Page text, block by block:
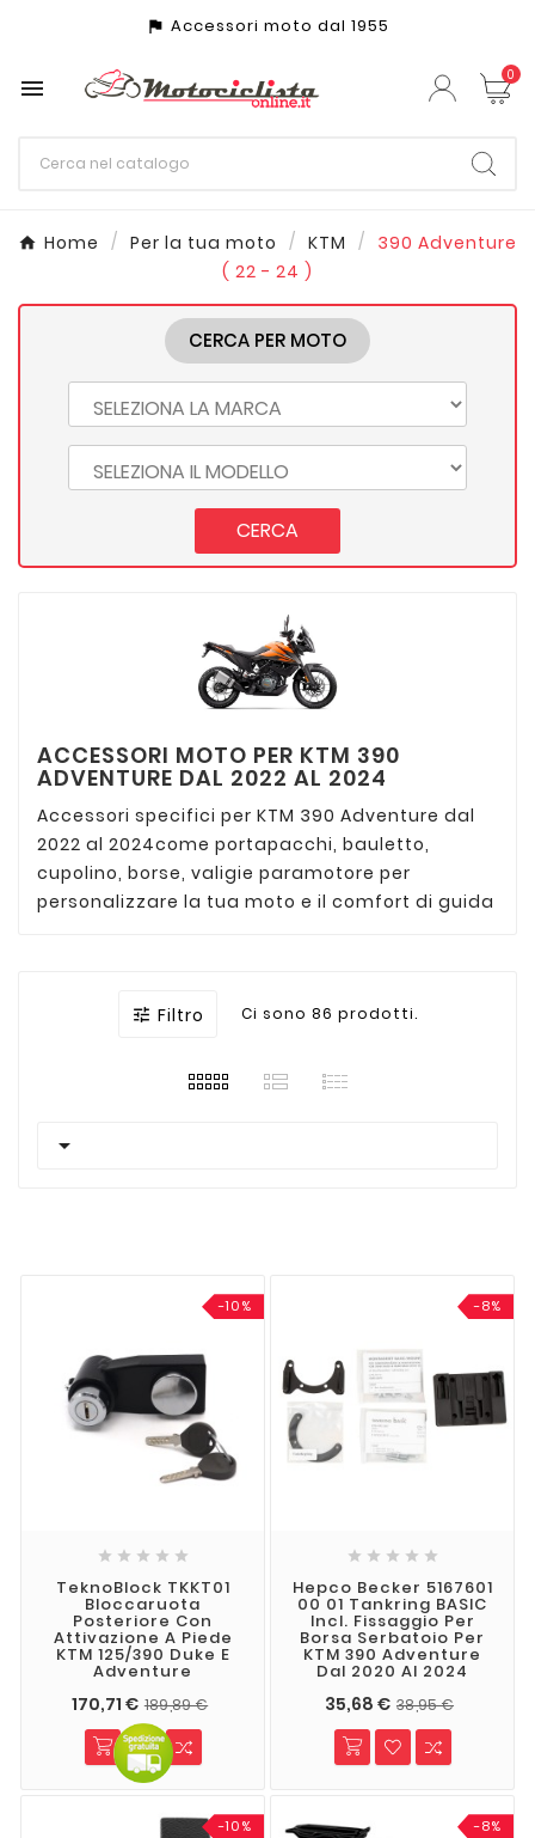
assistant_photo Accessori moto dal 1955
 0
Home Per la tua moto KTM
390 Adventure
( 22 - 24 )
CERCA PER MOTO
CERCA
ACCESSORI MOTO PER KTM 390
ADVENTURE DAL 2022 AL 2024
Accessori specifici per KTM 390 Adventure dal
2022 al 2024come portapacchi, bauletto,
cupolino, borse, valigie paramotore per
personalizzare la tua moto e il comfort di guida
 Filtro Ci sono 86 prodotti.

-10%
    
TeknoBlock TKKT01
Bloccaruota
Posteriore Con
Attivazione A Piede
KTM 125/390 Duke E
Adventure
170,71 € 189,89 €
-8%
    
Hepco Becker 5167601
00 01 Tankring BASIC
Incl. Fissaggio Per
Borsa Serbatoio Per
KTM 390 Adventure
Dal 2020 Al 2024
35,68 € 38,95 €
-10% -8%